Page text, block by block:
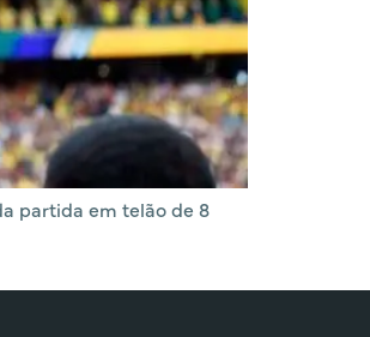
partida em telão de 8